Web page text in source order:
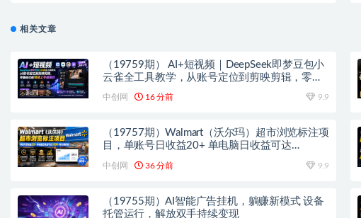
相关文章
（19759期） AI+短视频｜DeepSeek即梦豆包小
云雀全工具教学，从账号定位到剪映剪辑，零基
中创网 16 分前 9.9
（19757期）Walmart（沃尔玛）超市浏览标注项
目，单账号日收益20+ 单电脑日收益可达
中创网 36 分前 9.9
（19755期）AI智能广告挂机，躺赚新模式 设备
托管运行，解放双手持续变现